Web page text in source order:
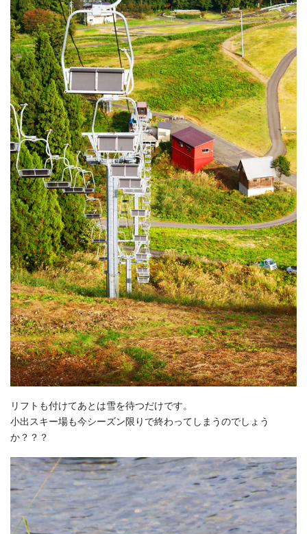
リフトも付けてあとは雪を待つだけです。
小出スキー場も今シーズン限りで終わってしまうのでしょう
か？？？